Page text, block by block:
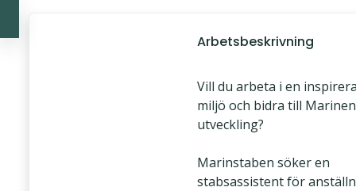
Arbetsbeskrivning
Vill du arbeta i en
miljö och bidra till
utveckling?
Marinstaben söker en
stabsassistent för